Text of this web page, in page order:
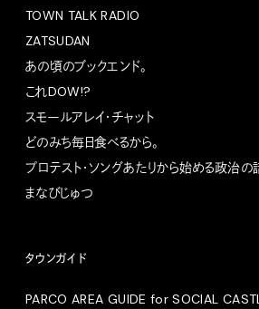
TOWN TALK RADIO
ZATSUDAN
あの頃のブックエンド。
これDOW!?
スモールアレイ・チャット
どのみち毎日食べるから。
プロテスト・ソングあたりから始める政治の
まなびじゅつ
タウンガイド
PARCO AREA GUIDE for SOCIAL